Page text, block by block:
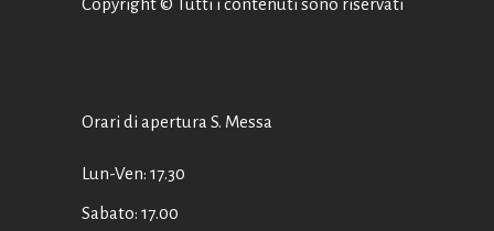
Orari di apertura S. Messa
Lun-Ven: 17.30
Sabato: 17.00